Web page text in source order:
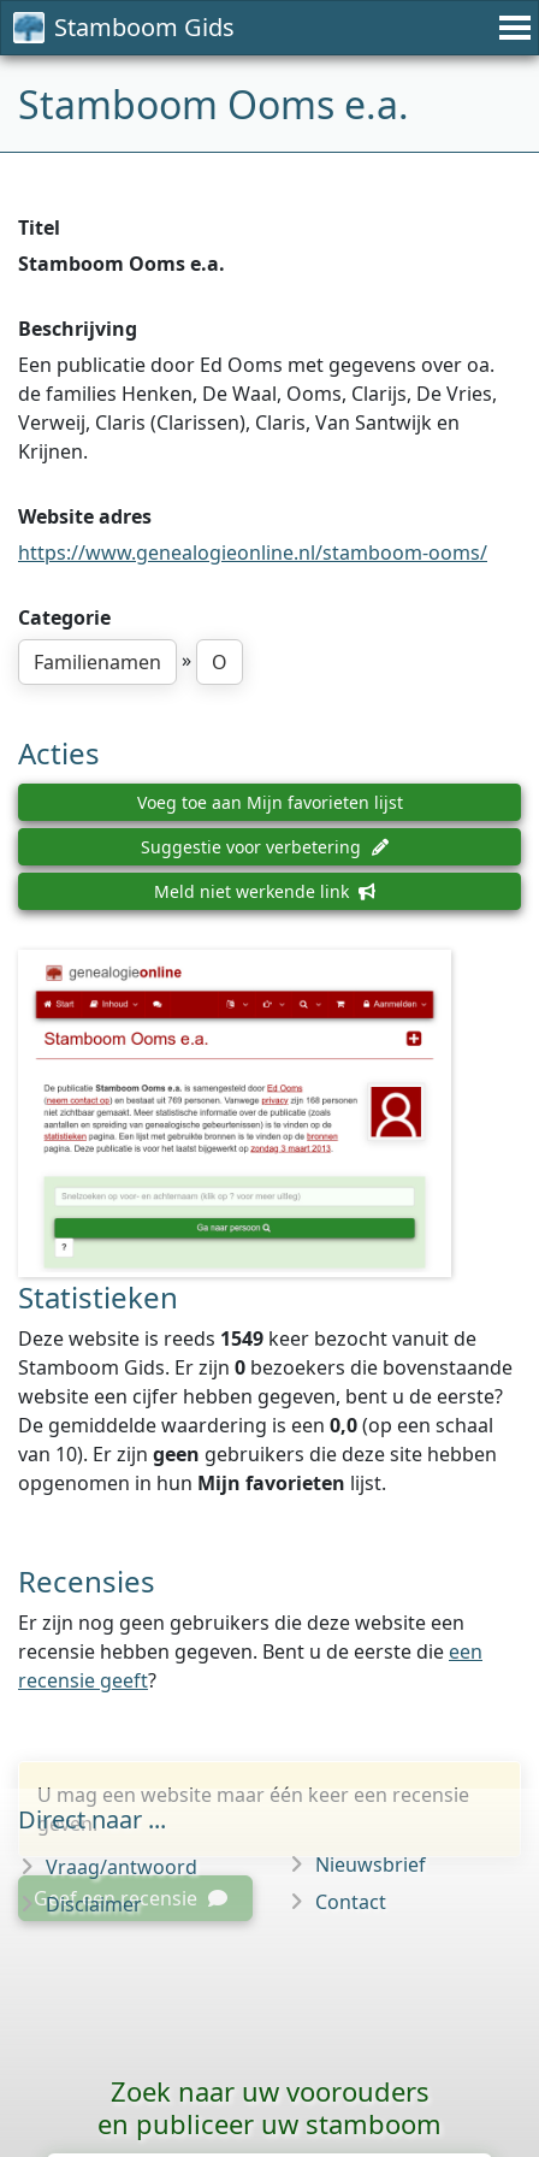
Stamboom Gids
Stamboom Ooms e.a.
Titel
Stamboom Ooms e.a.
Beschrijving
Een publicatie door Ed Ooms met gegevens over oa.
de families Henken, De Waal, Ooms, Clarijs, De Vries,
Verweij, Claris (Clarissen), Claris, Van Santwijk en
Krijnen.
Website adres
https://www.genealogieonline.nl/stamboom-ooms/
Categorie
Familienamen
» O
Acties
Voeg toe aan Mijn favorieten lijst
Suggestie voor verbetering
Meld niet werkende link
Statistieken
Deze website is reeds 1549 keer bezocht vanuit de
Stamboom Gids. Er zijn 0 bezoekers die bovenstaande
website een cijfer hebben gegeven, bent u de eerste?
De gemiddelde waardering is een 0,0(op een schaal
van 10). Er zijn geen gebruikers die deze site hebben
opgenomen in hun Mijn favorieten lijst.
Recensies
Er zijn nog geen gebruikers die deze website een
recensie hebben gegeven. Bent u de eerste die een
recensie geeft?
U mag een website maar één keer een recensie
geven.
Geef een recensie
Direct naar ...
Vraag/antwoord
Disclaimer
Nieuwsbrief
Contact
Zoek naar uw voorouders
en publiceer uw stamboom